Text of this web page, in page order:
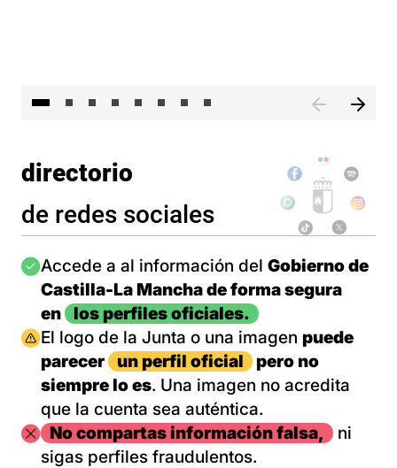
directorio
de redes sociales
Imagen
Accede a al información del Gobierno de
Castilla-La Mancha de forma segura
en
los perfiles oficiales.
Imagen
El logo de la Junta o una imagen puede
parecer
un perfil oficial
pero no
siempre lo es. Una imagen no acredita
que la cuenta sea auténtica.
ImagenNo compartas información falsa,
ni
sigas perfiles fraudulentos.